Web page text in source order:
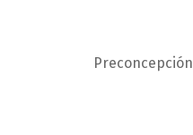
Preconcepción